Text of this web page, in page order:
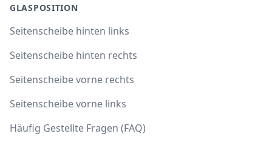
GLASPOSITION
Seitenscheibe hinten links
Seitenscheibe hinten rechts
Seitenscheibe vorne rechts
Seitenscheibe vorne links
Häufig Gestellte Fragen (FAQ)